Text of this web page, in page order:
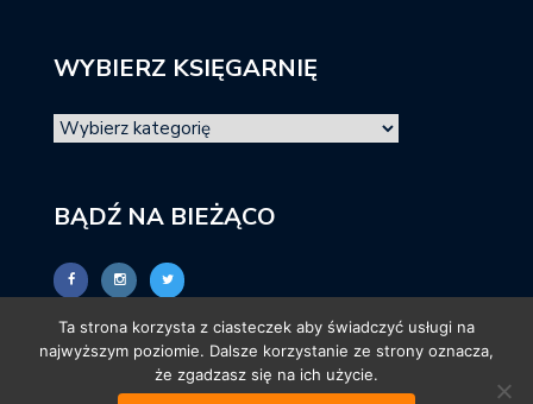
WYBIERZ KSIĘGARNIĘ
BĄDŹ NA BIEŻĄCO
Ta strona korzysta z ciasteczek aby świadczyć usługi na
najwyższym poziomie. Dalsze korzystanie ze strony oznacza,
że zgadzasz się na ich użycie.